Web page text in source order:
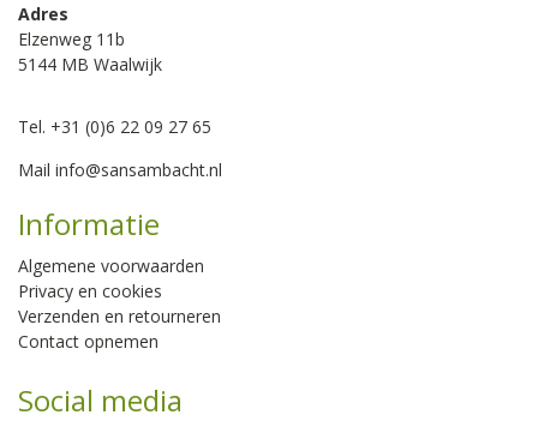
Adres
Elzenweg 11b
5144 MB Waalwijk
Tel. +31 (0)6 22 09 27 65
Mail info@sansambacht.nl
Informatie
Algemene voorwaarden
Privacy en cookies
Verzenden en retourneren
Contact opnemen
Social media